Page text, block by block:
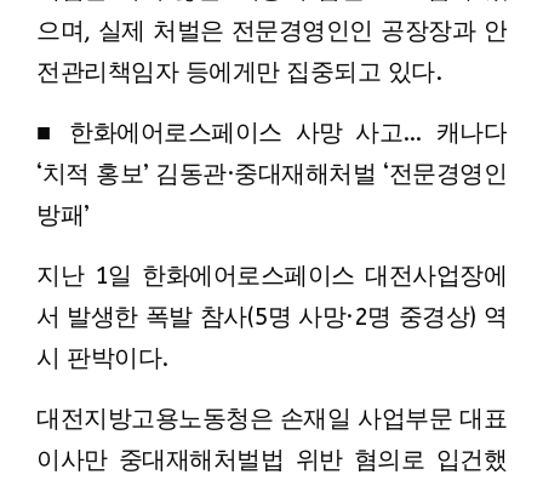
으며, 실제 처벌은 전문경영인인 공장장과 안
전관리책임자 등에게만 집중되고 있다.
■ 한화에어로스페이스 사망 사고… 캐나다
‘치적 홍보’ 김동관·중대재해처벌 ‘전문경영인
방패’
지난 1일 한화에어로스페이스 대전사업장에
서 발생한 폭발 참사(5명 사망·2명 중경상) 역
시 판박이다.
대전지방고용노동청은 손재일 사업부문 대표
이사만 중대재해처벌법 위반 혐의로 입건했